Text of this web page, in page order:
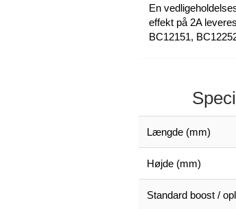
En
effekt på 2A
BC12151,
Længde (mm)
Højde (mm)
Standard boost /